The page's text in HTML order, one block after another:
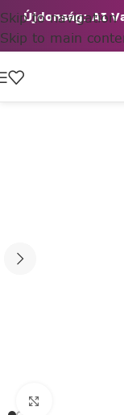
Újdonság: AI
Skip to navigation
Skip to main